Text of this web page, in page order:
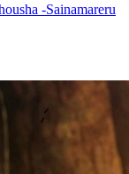
-Sainamareru